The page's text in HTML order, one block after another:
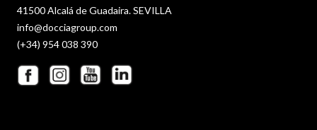
41500 Alcalá de Guadaira. SEVILLA
info@docciagroup.com
(+34) 954 038 390